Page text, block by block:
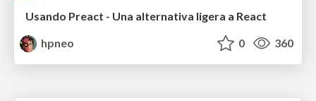
Usando Preact - Una alternativa ligera a React
hpneo
0 360